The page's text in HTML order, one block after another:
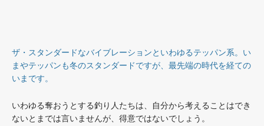
ザ・スタンダードなバイブレーションといわゆるテッパン系。い
まやテッパンも冬のスタンダードですが、最先端の時代を経ての
いまです。
いわゆる奪おうとする釣り人たちは、自分から考えることはでき
ないとまでは言いませんが、得意ではないでしょう。